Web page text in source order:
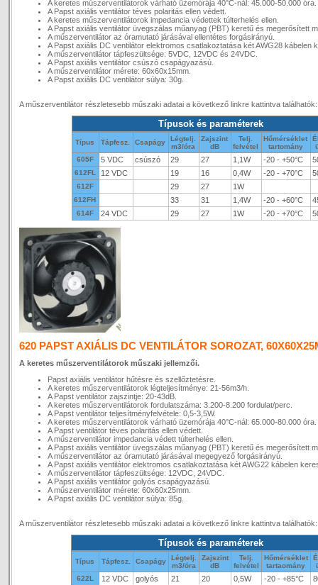
A keretes műszerventilátorok várható üzemórája 40°C-nál: 45.000-50.000 óra.
A Papst axiális ventilátor téves polaritás ellen védett.
A keretes műszerventilátorok impedancia védettek túlterhelés ellen.
A Papst axiális ventilátor üvegszálas műanyag (PBT) keretű és megerősített
A műszerventilátor az óramutató járásával ellentétes forgásirányú.
A Papst axiális DC ventilátor elektromos csatlakoztatása két AWG28 kábelen
A műszerventilátor tápfeszültsége: 5VDC, 12VDC és 24VDC.
A Papst axiális ventilátor csúszó csapágyazású.
A műszerventilátor mérete: 60x60x15mm.
A Papst axiális DC ventilátor súlya: 30g.
A műszerventilátor részletesebb műszaki adatai a következő linkre kattintva
Típusok és paraméterek
Típus Tápfesz. Csapágy
Légtelj.
m3/óra
Zajszint
dB
Telj.
felvétel
Hőmérséklet
tartomány
605F
5 VDC csúszó 29 27 1,1W -20 - +50°C
612FL 12 VDC 19 16 0,4W -20 - +70°C
612F 29 27 1W
612FH 33 31 1,4W -20 - +60°C
614F 24 VDC 29 27 1W -20 - +70°C
620 PAPST AXIÁLIS DC VENTILÁTOR SOROZAT,
A keretes műszerventilátorok műszaki jellemzői.
Papst axiális ventilátor hűtésre és szellőztetésre.
A keretes műszerventilátorok légteljesítménye: 21-56m3/h.
A Papst ventilátor zajszintje: 20-43dB.
A keretes műszerventilátorok fordulatszáma: 3.200-8.200 fordulat/perc.
A Papst ventilátor teljesítményfelvétele: 0,5-3,5W.
A keretes műszerventilátorok várható üzemórája 40°C-nál: 65.000-80.000 óra.
A Papst ventilátor téves polaritás ellen védett.
A műszerventilátor impedancia védett túlterhelés ellen.
A Papst axiális ventilátor üvegszálas műanyag (PBT) keretű és megerősített
A műszerventilátor az óramutató járásával megegyező forgásirányú.
A Papst axiális ventilátor elektromos csatlakoztatása két AWG22 kábelen
A műszerventilátor tápfeszültsége: 12VDC, 24VDC.
A Papst axiális ventilátor golyós csapágyazású.
A műszerventilátor mérete: 60x60x25mm.
A Papst axiális DC ventilátor súlya: 85g.
A műszerventilátor részletesebb műszaki adatai a következő linkre kattintva
Típusok és paraméterek
Típus Tápfesz. Csapágy
Légtelj.
m3/óra
Zajszint
dB
Telj.
felvétel
Hőmérséklet
tartaomány
622L
12 VDC golyós 21 20 0,5W -20 - +85°C